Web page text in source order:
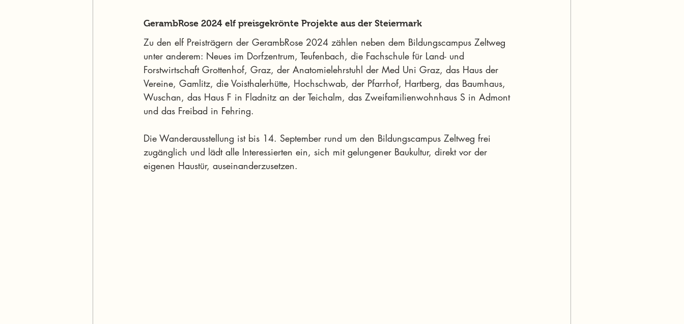
GerambRose 2024 elf preisgekrönte Projekte aus der Steiermark
Zu den elf Preisträgern der GerambRose 2024 zählen neben dem Bildungscampus Zeltweg
unter anderem: Neues im Dorfzentrum, Teufenbach, die Fachschule für Land- und
Forstwirtschaft Grottenhof, Graz, der Anatomielehrstuhl der Med Uni Graz, das Haus der
Vereine, Gamlitz, die Voisthalerhütte, Hochschwab, der Pfarrhof, Hartberg, das Baumhaus,
Wuschan, das Haus F in Fladnitz an der Teichalm, das Zweifamilienwohnhaus S in Admont
und das Freibad in Fehring.
Die Wanderausstellung ist bis 14. September rund um den Bildungscampus Zeltweg frei
zugänglich und lädt alle Interessierten ein, sich mit gelungener Baukultur, direkt vor der
eigenen Haustür, auseinanderzusetzen.